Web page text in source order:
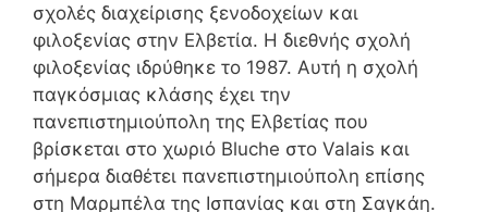
σχολές διαχείρισης ξενοδοχείων και
φιλοξενίας στην Ελβετία. Η διεθνής σχολή
φιλοξενίας ιδρύθηκε το 1987. Αυτή η σχολή
παγκόσμιας κλάσης έχει την
πανεπιστημιούπολη της Ελβετίας που
βρίσκεται στο χωριό Bluche στο Valais και
σήμερα διαθέτει πανεπιστημιούπολη επίσης
στη Μαρμπέλα της Ισπανίας και στη Σαγκάη.